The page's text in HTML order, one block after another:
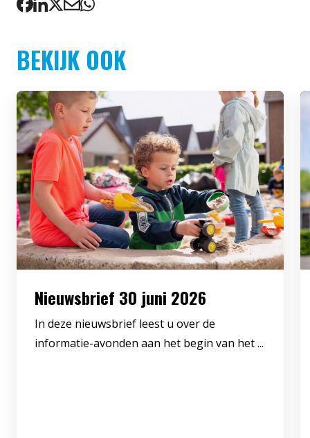
BEKIJK OOK
Nieuwsbrief 30 juni 2026
In deze nieuwsbrief leest u over de
informatie-avonden aan het begin van het ...